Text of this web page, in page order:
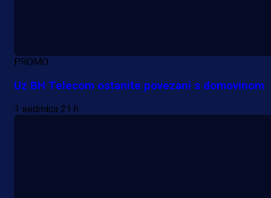
PROMO
Uz BH Telecom ostanite povezani s domovinom
1 sedmica 21 h